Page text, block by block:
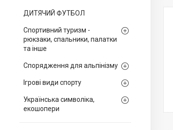
ДИТЯЧИЙ ФУТБОЛ
Спортивний туризм -
рюкзаки, спальники, палатки
та інше
Спорядження для альпінізму
Ігрові види спорту
Українська символіка,
екошопери